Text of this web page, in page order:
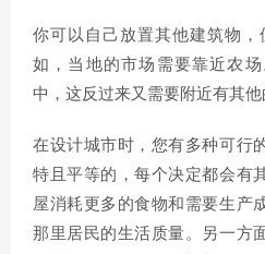
你可以自己放置其他建筑物，
如，当地的市场需要靠近农
中，这反过来又需要附近有其他
在设计城市时，您有多种可行
特且平等的，每个决定都会有
屋消耗更多的食物和需要生产
那里居民的生活质量。另一方